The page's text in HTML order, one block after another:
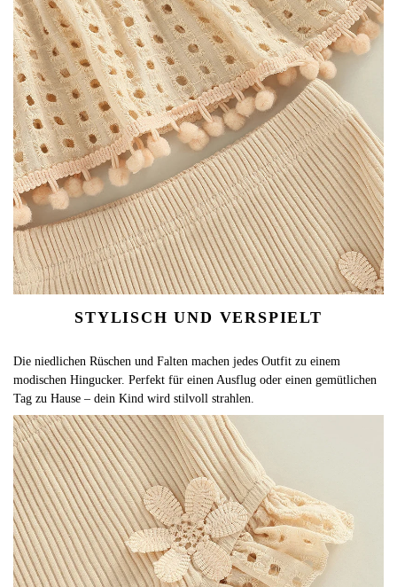
STYLISCH UND VERSPIELT
Die niedlichen Rüschen und Falten machen jedes Outfit zu einem
modischen Hingucker. Perfekt für einen Ausflug oder einen gemütlichen
Tag zu Hause – dein Kind wird stilvoll strahlen.